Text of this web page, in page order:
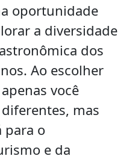
oportunidade
a diversidade
dos
Ao escolher
você
mas
o
e da